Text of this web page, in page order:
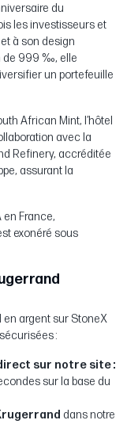
du
les investisseurs et
à son design
de 999 ‰, elle
un portefeuille
African Mint, l’hôtel
avec la
Refinery, accréditée
assurant la
en France,
exonéré sous
argent sur StoneX
:
sur notre site :
sur la base du
dans notre